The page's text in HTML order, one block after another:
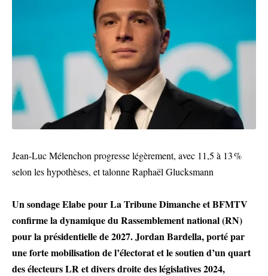
Jean-Luc Mélenchon progresse légèrement, avec 11,5 à 13 %
selon les hypothèses, et talonne Raphaël Glucksmann
Un sondage Elabe pour La Tribune Dimanche et BFMTV
confirme la dynamique du Rassemblement national (RN)
pour la présidentielle de 2027. Jordan Bardella, porté par
une forte mobilisation de l’électorat et le soutien d’un quart
des électeurs LR et divers droite des législatives 2024,